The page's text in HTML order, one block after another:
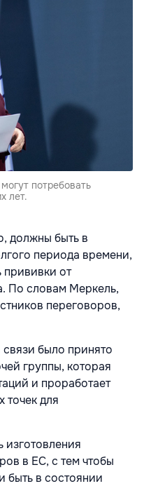
потребовать
лет.
должны быть в
периода времени,
прививки от
По словам Меркель,
переговоров,
связи было принято
группы, которая
и проработает
точек для
изготовления
в ЕС, с тем чтобы
быть в состоянии